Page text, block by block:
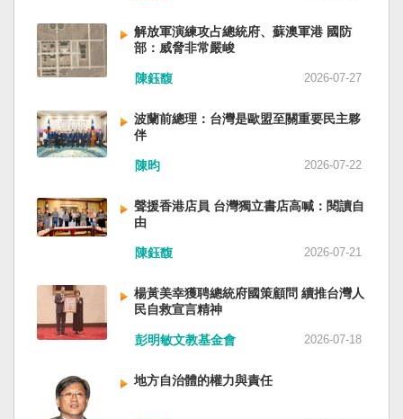
解放軍演練攻占總統府、蘇澳軍港 國防
部：威脅非常嚴峻
陳鈺馥 2026-07-27
波蘭前總理：台灣是歐盟至關重要民主夥
伴
陳昀 2026-07-22
聲援香港店員 台灣獨立書店高喊：閱讀自
由
陳鈺馥 2026-07-21
楊黃美幸獲聘總統府國策顧問 續推台灣人
民自救宣言精神
彭明敏文教基金會 2026-07-18
地方自治體的權力與責任